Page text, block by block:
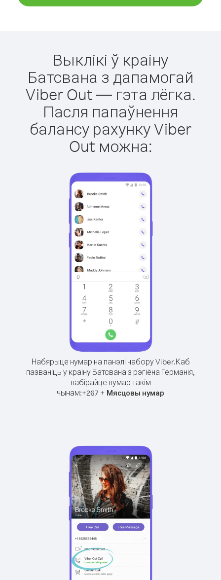
Выклікі ў краіну
Батсвана з дапамогай
Viber Out — гэта лёгка.
Пасля папаўнення
балансу рахунку Viber
Out можна:
Набярыце нумар на панэлі набору Viber.Каб
пазваніць у краіну Батсвана з рэгіёна Германія,
набірайце нумар такім
чынам:+267 + Мясцовы нумар